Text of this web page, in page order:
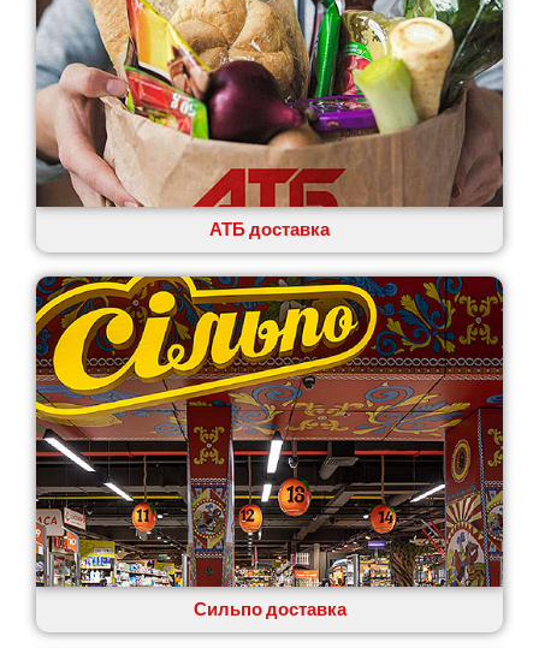
АТБ доставка
Сильпо доставка